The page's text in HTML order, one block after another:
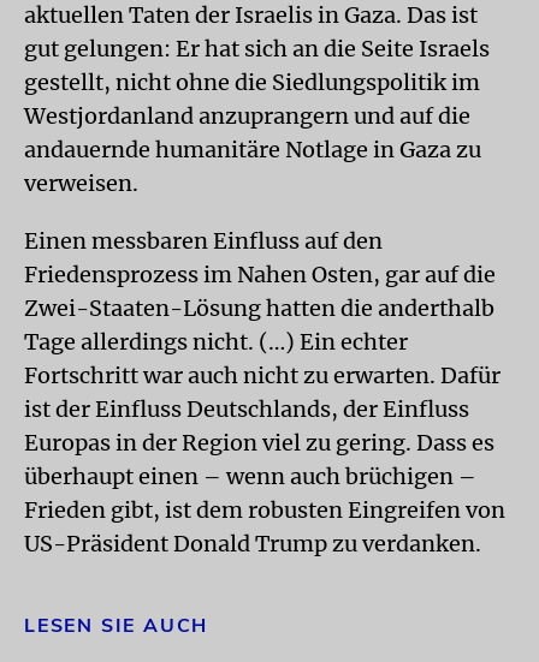
aktuellen Taten der Israelis in Gaza. Das ist
gut gelungen: Er hat sich an die Seite Israels
gestellt, nicht ohne die Siedlungspolitik im
Westjordanland anzuprangern und auf die
andauernde humanitäre Notlage in Gaza zu
verweisen.
Einen messbaren Einfluss auf den
Friedensprozess im Nahen Osten, gar auf die
Zwei-Staaten-Lösung hatten die anderthalb
Tage allerdings nicht. (…) Ein echter
Fortschritt war auch nicht zu erwarten. Dafür
ist der Einfluss Deutschlands, der Einfluss
Europas in der Region viel zu gering. Dass es
überhaupt einen – wenn auch brüchigen –
Frieden gibt, ist dem robusten Eingreifen von
US-Präsident Donald Trump zu verdanken.
LESEN SIE AUCH